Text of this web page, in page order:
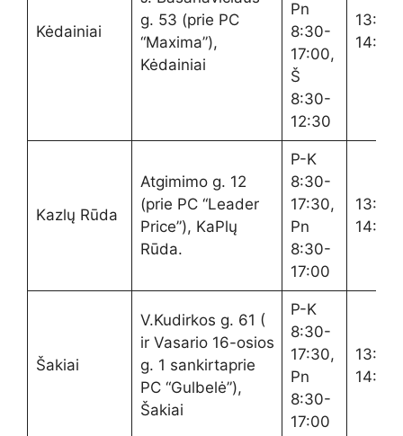
Kėdainiai
g. 53 (prie PC
“Maxima”),
Kėdainiai
Pn
8:30-
17:00,
Š
8:30-
12:30
13:00-
14:00
Kazlų Rūda
Atgimimo g. 12
(prie PC “Leader
Price”), KaPlų
Rūda.
P-K
8:30-
17:30,
Pn
8:30-
17:00
13:00-
14:00
Šakiai
V.Kudirkos g. 61 (
ir Vasario 16-osios
g. 1 sankirtaprie
PC “Gulbelė”),
Šakiai
P-K
8:30-
17:30,
Pn
8:30-
17:00
13:00-
14:00